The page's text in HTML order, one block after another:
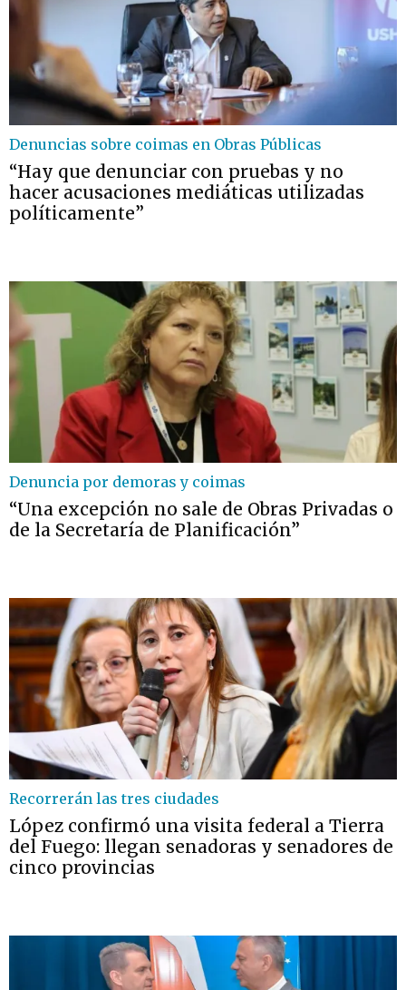
Denuncias sobre coimas en Obras Públicas
“Hay que denunciar con pruebas y no
hacer acusaciones mediáticas utilizadas
políticamente”
Denuncia por demoras y coimas
“Una excepción no sale de Obras Privadas o
de la Secretaría de Planificación”
Recorrerán las tres ciudades
López confirmó una visita federal a Tierra
del Fuego: llegan senadoras y senadores de
cinco provincias